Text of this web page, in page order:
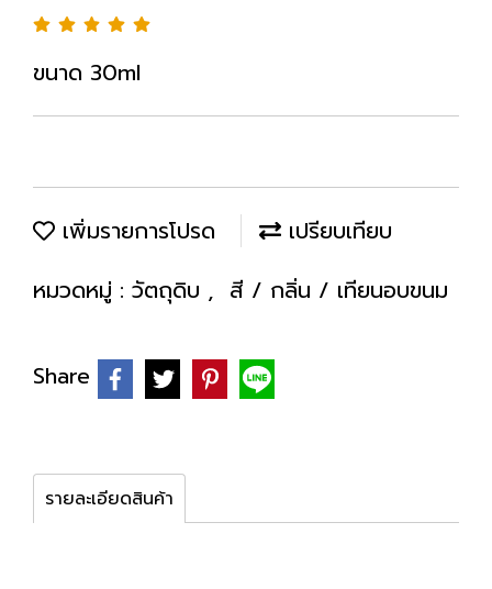
ขนาด 30ml
เพิ่มรายการโปรด
เปรียบเทียบ
หมวดหมู่ : วัตถุดิบ , สี / กลิ่น / เทียนอบขนม
Share
รายละเอียดสินค้า